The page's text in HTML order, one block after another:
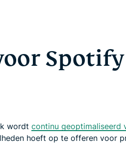
Spotify
wordt continu geoptimaliseerd
hoeft op te offeren voor